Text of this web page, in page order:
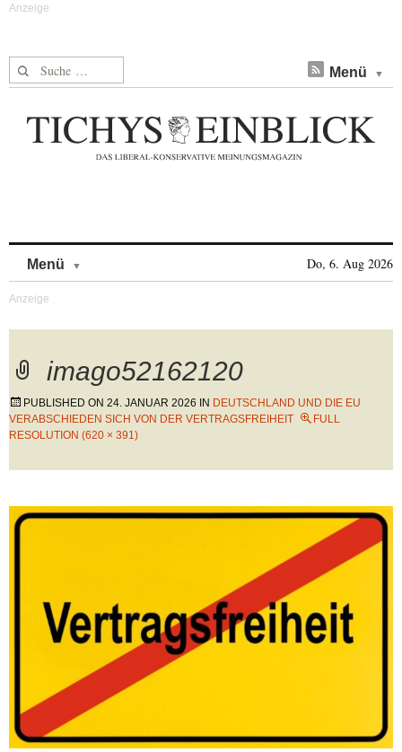
Suche nach: Menü
Menü Do, 6. Aug 2026
imago52162120
PUBLISHED ON 24. JANUAR 2026 IN DEUTSCHLAND UND DIE EU
VERABSCHIEDEN SICH VON DER VERTRAGSFREIHEIT
FULL
RESOLUTION (620 × 391)